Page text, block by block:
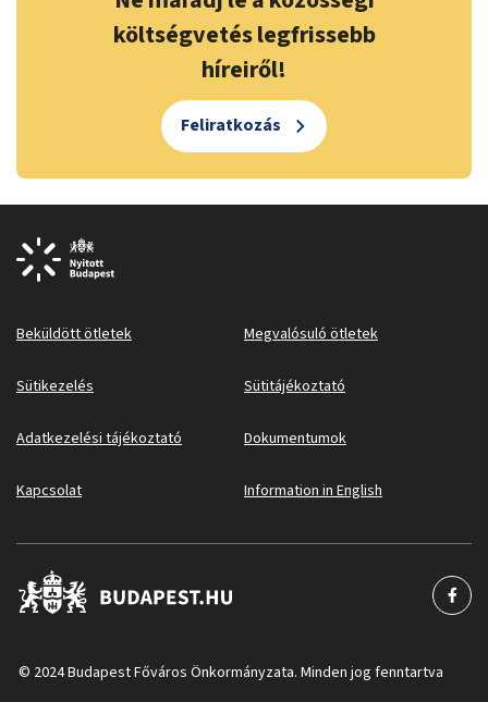
költségvetés legfrissebb
híreiről!
Feliratkozás
Beküldött ötletek Megvalósuló ötletek
Sütikezelés Sütitájékoztató
Adatkezelési tájékoztató Dokumentumok
Kapcsolat Information in English
© 2024 Budapest Főváros Önkormányzata. Minden jog fenntartva